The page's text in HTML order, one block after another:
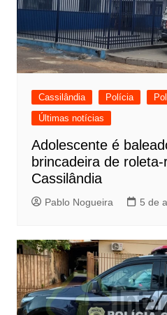
Cassilândia Polícia
Últimas notícias
Adolescente é
brincadeira de
Cassilândia
Pablo Nogueira 5 de